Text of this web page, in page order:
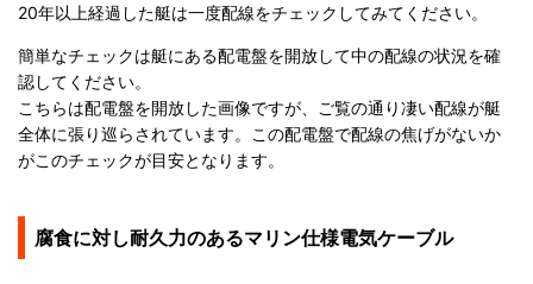
20年以上経過した艇は一度配線をチェックしてみてください。
簡単なチェックは艇にある配電盤を開放して中の配線の状況を確
認してください。
こちらは配電盤を開放した画像ですが、ご覧の通り凄い配線が艇
全体に張り巡らされています。この配電盤で配線の焦げがないか
がこのチェックが目安となります。
腐食に対し耐久力のあるマリン仕様電気ケーブル